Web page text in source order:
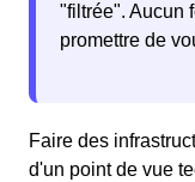
"filtrée". Aucun
promettre de
Faire des
d'un point de vue